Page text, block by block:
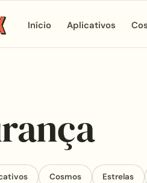
Início Aplicativos
Cosmos Estrelas